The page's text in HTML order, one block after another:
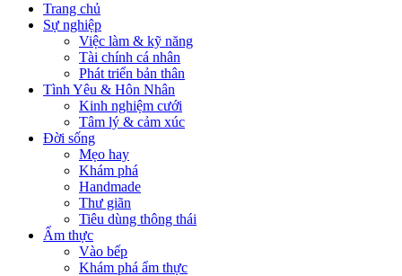
Trang chủ
Sự nghiệp
Việc làm & kỹ năng
Tài chính cá nhân
Phát triển bản thân
Tình Yêu & Hôn Nhân
Kinh nghiệm cưới
Tâm lý & cảm xúc
Đời sống
Mẹo hay
Khám phá
Handmade
Thư giãn
Tiêu dùng thông thái
Ẩm thực
Vào bếp
Khám phá ẩm thực